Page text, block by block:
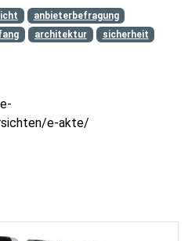
anbieterbefragung
architektur
sicherheit
e-akte/